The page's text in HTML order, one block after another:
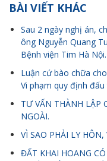
BÀI VIẾT KHÁC
Sau 2 ngày nghị án,
ông Nguyễn Quang
Bệnh viện Tim Hà Nội.
Luận cứ bào chữa
Vi phạm quy định
TƯ VẤN THÀNH LẬP
NGOÀI.
VÌ SAO PHẢI LY
ĐẤT KHAI HOANG